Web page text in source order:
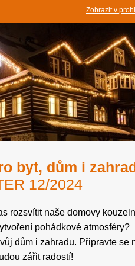
Zobrazit v
byt, dům i
12/2024
rozsvítit naše domovy
pohádkové atmosféry?
dům i zahradu. Připravte se
zářit radostí!